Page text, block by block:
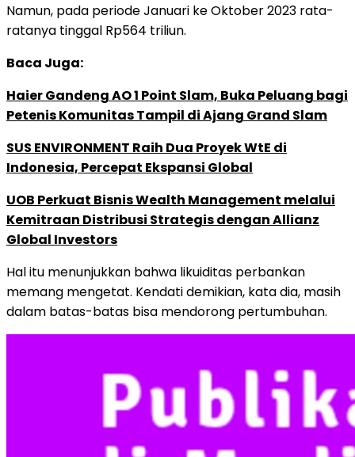
Namun, pada periode Januari ke Oktober 2023 rata-
ratanya tinggal Rp564 triliun.
Baca Juga:
Haier Gandeng AO 1 Point Slam, Buka Peluang bagi
Petenis Komunitas Tampil di Ajang Grand Slam
SUS ENVIRONMENT Raih Dua Proyek WtE di
Indonesia, Percepat Ekspansi Global
UOB Perkuat Bisnis Wealth Management melalui
Kemitraan Distribusi Strategis dengan Allianz
Global Investors
Hal itu menunjukkan bahwa likuiditas perbankan
memang mengetat. Kendati demikian, kata dia, masih
dalam batas-batas bisa mendorong pertumbuhan.